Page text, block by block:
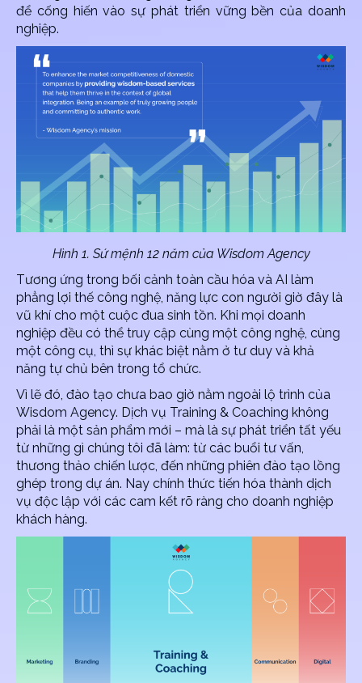
để cống hiến vào sự phát triển vững bền của doanh
nghiệp.
Hình 1. Sứ mệnh 12 năm của Wisdom Agency
Tương ứng trong bối cảnh toàn cầu hóa và AI làm
phẳng lợi thế công nghệ, năng lực con người giờ đây là
vũ khí cho một cuộc đua sinh tồn. Khi mọi doanh
nghiệp đều có thể truy cập cùng một công nghệ, cùng
một công cụ, thì sự khác biệt nằm ở tư duy và khả
năng tự chủ bên trong tổ chức.
Vì lẽ đó, đào tạo chưa bao giờ nằm ngoài lộ trình của
Wisdom Agency. Dịch vụ Training & Coaching không
phải là một sản phẩm mới – mà là sự phát triển tất yếu
từ những gì chúng tôi đã làm: từ các buổi tư vấn,
thương thảo chiến lược, đến những phiên đào tạo lồng
ghép trong dự án. Nay chính thức tiến hóa thành dịch
vụ độc lập với các cam kết rõ ràng cho doanh nghiệp
khách hàng.